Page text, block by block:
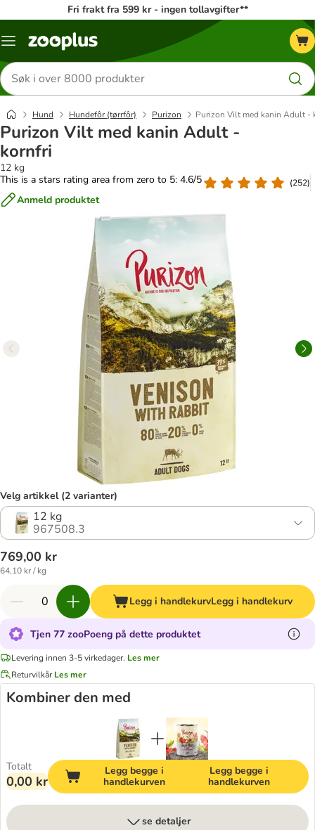
Fri frakt fra 599 kr - ingen tollavgifter**
Katalogmeny
Søk
etter
produkter
Hund Hundefôr (tørrfôr) Purizon Purizon Vilt med kanin Adult -
Purizon Vilt med kanin Adult -
kornfri
12 kg
This is a stars rating area from zero to 5: 4.6/5
(252)
Anmeld produktet
Velg artikkel (2 varianter)
12 kg
967508.3
769,00 kr
64,10 kr / kg
Legg i handlekurvLegg i handlekurv
Tjen 77 zooPoeng på dette produktet
Levering innen 3-5 virkedager. Les mer
Returvilkår Les mer
Kombiner den med
Totalt
0,00 kr
Legg begge i
handlekurven
Legg begge i
handlekurven
se detaljer